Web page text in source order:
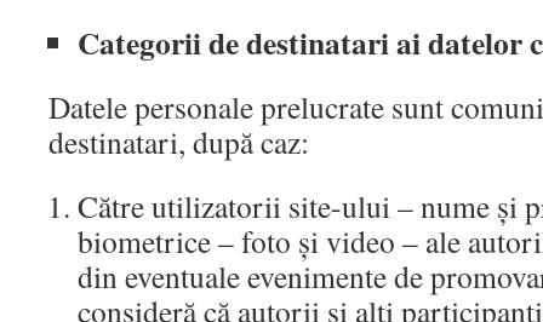
Categorii de destinatari ai datelor
Datele personale prelucrate sunt
destinatari, după caz:
Către utilizatorii site-ului – nume și
biometrice – foto și video – ale
din eventuale evenimente de
consideră că autorii și alți